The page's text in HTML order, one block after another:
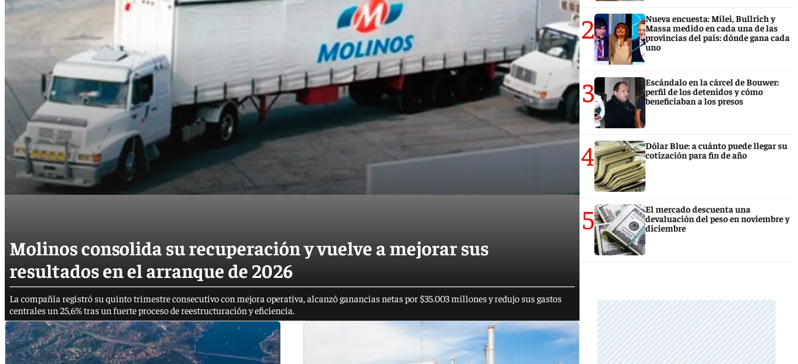
Molinos consolida su recuperación y vuelve a mejorar sus
resultados en el arranque de 2026
La compañía registró su quinto trimestre consecutivo con mejora operativa, alcanzó ganancias netas por $35.003 millones y redujo sus gastos
centrales un 25,6% tras un fuerte proceso de reestructuración y eficiencia.
2
Nueva encuesta: Milei, Bullrich y
Massa medido en cada una de las
provincias del país: dónde gana cada
uno
3
Escándalo en la cárcel de Bouwer:
perfil de los detenidos y cómo
beneficiaban a los presos
4
Dólar Blue: a cuánto puede llegar su
cotización para fin de año
5
El mercado descuenta una
devaluación del peso en noviembre y
diciembre